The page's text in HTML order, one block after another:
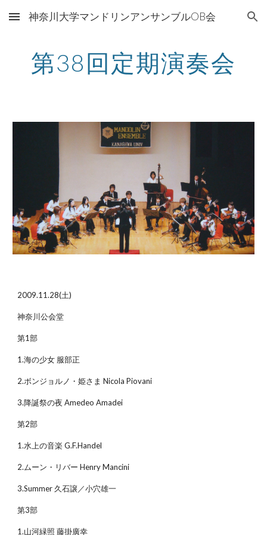
Skip to main content Skip to navigation
神奈川大学マンドリンアンサンブルOB会
第38回定期演奏会
2009.11.28(土)
神奈川公会堂
第1部
1.海の少女 服部正
2.ボンジョルノ・姫さま Nicola Piovani
3.降誕祭の夜 Amedeo Amadei
第2部
1.水上の音楽 G.F.Handel
2.ムーン・リバー Henry Mancini
3.Summer 久石譲／小穴雄一
第3部
1.山河緑照 藤掛廣幸